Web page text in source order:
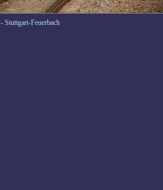
- Stuttgart-Feuerbach